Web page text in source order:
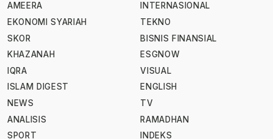
AMEERA
EKONOMI SYARIAH
SKOR
KHAZANAH
IQRA
ISLAM DIGEST
NEWS
ANALISIS
SPORT
INTERNASIONAL
TEKNO
BISNIS FINANSIAL
ESGNOW
VISUAL
ENGLISH
TV
RAMADHAN
INDEKS